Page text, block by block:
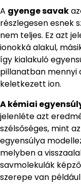
A gyenge savak
részlegesen esnek
nem teljes. Ez azt
ionokká alakul,
így kialakuló
pillanatban mennyi
keletkezett ion.
A kémiai
jelenléte azt
szélsőséges, mint
egyensúlya
melyben a
savmolekulák
szerepe van